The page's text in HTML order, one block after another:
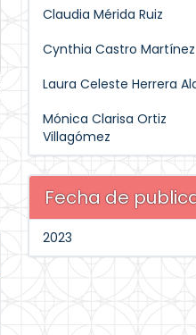
Claudia Mérida Ruiz
Cynthia Castro Martínez
Laura Celeste Herrera
Mónica Clarisa Ortiz
Villagómez
Fecha de
2023